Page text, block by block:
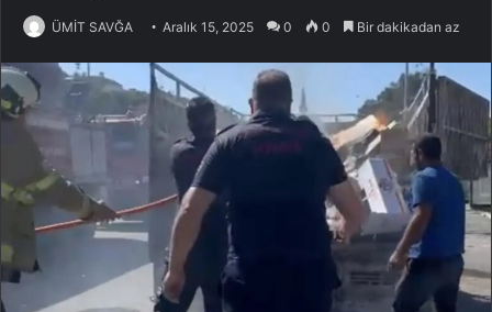
ÜMİT SAVĞA Aralık 15, 2025 0 0 Bir dakikadan az